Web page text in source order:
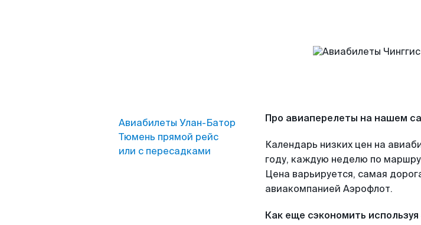
Авиабилеты Улан-Батор
Тюмень прямой рейс
или с пересадками
Про авиаперелеты на нашем
Календарь низких цен на
году, каждую неделю по
Цена варьируется, самая
авиакомпанией Аэрофлот.
Как еще сэкономить